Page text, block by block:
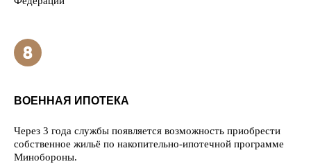
ВОЕННАЯ ИПОТЕКА
Через 3 года службы появляется возможность приобрести
собственное жильё по накопительно-ипотечной программе
Минобороны.